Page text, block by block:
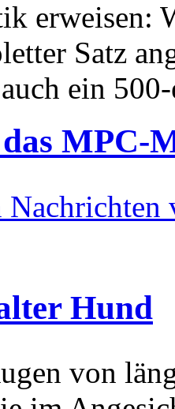
erweisen:
Satz
ein
MPC-
Nachrichten
Hund
von